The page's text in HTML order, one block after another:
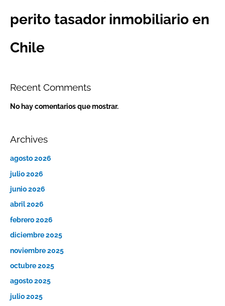
perito tasador inmobiliario en
Chile
Recent Comments
No hay comentarios que mostrar.
Archives
agosto 2026
julio 2026
junio 2026
abril 2026
febrero 2026
diciembre 2025
noviembre 2025
octubre 2025
agosto 2025
julio 2025